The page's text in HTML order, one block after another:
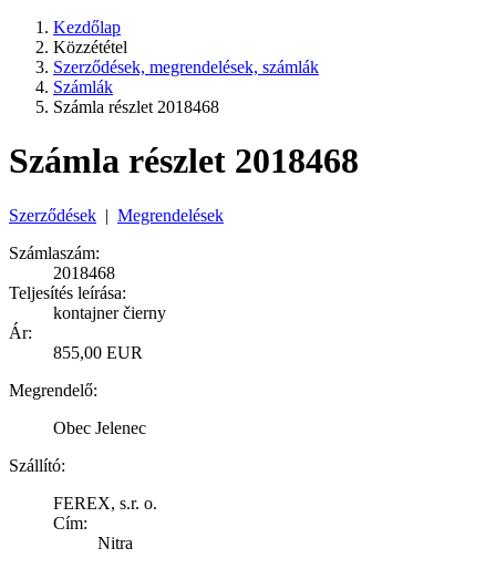
Kezdőlap
Közzététel
Szerződések, megrendelések, számlák
Számlák
Számla részlet 2018468
Számla részlet 2018468
Szerződések | Megrendelések
Számlaszám:
2018468
Teljesítés leírása:
kontajner čierny
Ár:
855,00 EUR
Megrendelő:
Obec Jelenec
Szállító:
FEREX, s.r. o.
Cím:
Nitra